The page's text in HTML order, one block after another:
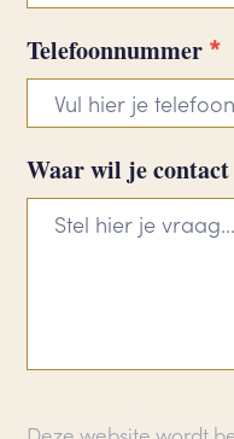
Telefoonnummer *
Waar wil je contact